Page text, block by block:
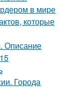
в мире
которые
Описание
Города